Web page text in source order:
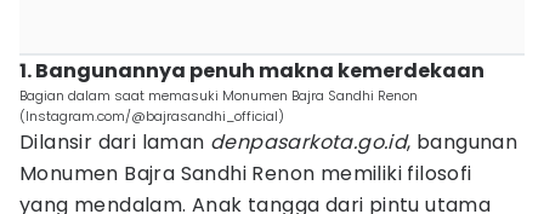
1. Bangunannya penuh makna kemerdekaan
Bagian dalam saat memasuki Monumen Bajra Sandhi Renon
(Instagram.com/@bajrasandhi_official)
Dilansir dari laman denpasarkota.go.id, bangunan
Monumen Bajra Sandhi Renon memiliki filosofi
yang mendalam. Anak tangga dari pintu utama